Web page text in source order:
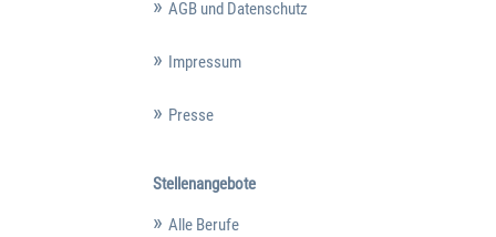
AGB und Datenschutz
Impressum
Presse
Stellenangebote
Alle Berufe